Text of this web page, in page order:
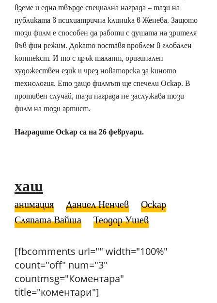
вземе и една твърде специална награда – тази на
публиката в психиатрична клиника в Женева. Защото
този филм е способен да работи с душата на зрителя
във фин режим. Докато поставя проблем в глобален
контекст. И то с ярък талант, оригинален
художествен език и чрез новаторска за киното
технология. Ето защо филмът ще спечели Оскар. В
противен случай, тази награда не заслужава този
филм на този артист.
Наградите Оскар са на 26 февруари.
хаш
анимация Даниел Ненчев
Оскар
Сляпата Вайша
Теодор Ушев
[fbcomments url="" width="100%"
count="off" num="3"
countmsg="Коментара"
title="коментари"]